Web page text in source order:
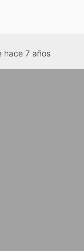
hace 7 años